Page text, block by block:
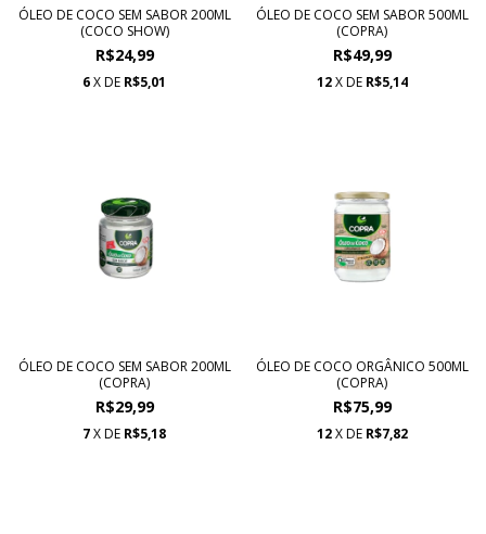
ÓLEO DE COCO SEM SABOR 200ML
(COCO SHOW)
R$24,99
6X DE R$5,01
ÓLEO DE COCO SEM SABOR 500ML
(COPRA)
R$49,99
12 X DE R$5,14
ÓLEO DE COCO SEM SABOR 200ML
(COPRA)
R$29,99
7X DE R$5,18
ÓLEO DE COCO ORGÂNICO 500ML
(COPRA)
R$75,99
12 X DE R$7,82